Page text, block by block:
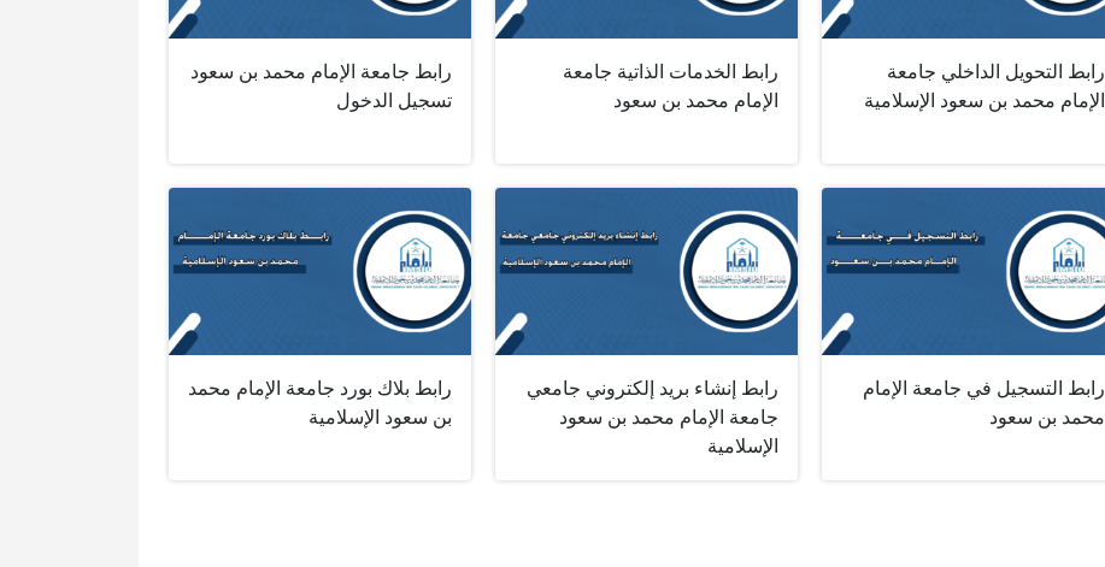
رابط التحويل الداخلي جامعة
الإمام محمد بن سعود الإسلامية
رابط الخدمات الذاتية جامعة
الإمام محمد بن سعود
رابط جامعة الإمام محمد بن سعود
تسجيل الدخول
رابط التسجيل في جامعة الإمام
محمد بن سعود
رابط إنشاء بريد إلكتروني جامعي
جامعة الإمام محمد بن سعود
الإسلامية
رابط بلاك بورد جامعة الإمام محمد
بن سعود الإسلامية